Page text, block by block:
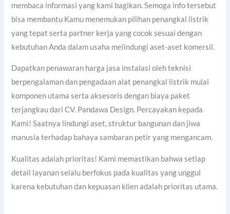
membaca informasi yang kami bagikan. Semoga info tersebut
bisa membantu Kamu menemukan pilihan penangkal listrik
yang tepat serta partner kerja yang cocok sesuai dengan
kebutuhan Anda dalam usaha melindungi aset-aset komersil.
Dapatkan penawaran harga jasa instalasi oleh teknisi
berpengalaman dan pengadaan alat penangkal listrik mulai
komponen utama serta aksesoris dengan biaya paket
terjangkau dari CV. Pandawa Design. Percayakan kepada
Kami! Saatnya lindungi aset, struktur bangunan dan jiwa
manusia terhadap bahaya sambaran petir yang mengancam.
Kualitas adalah prioritas! Kami memastikan bahwa setiap
detail layanan selalu berfokus pada kualitas yang unggul
karena kebutuhan dan kepuasan klien adalah prioritas utama.